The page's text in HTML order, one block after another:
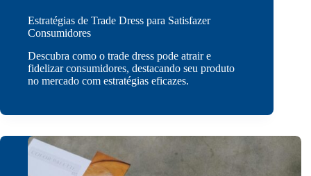
Estratégias de Trade Dress para Satisfazer
Consumidores
Descubra como o trade dress pode atrair e
fidelizar consumidores, destacando seu produto
no mercado com estratégias eficazes.